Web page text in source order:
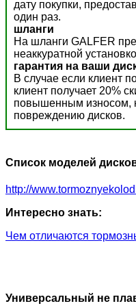
дату покупки,
один раз.
шланги
На шланги GALFER
неаккуратной
гарантия на ваши
В случае если клиент
клиент получает 20%
повышенным износом,
повреждению дисков.
Список моделей
http://
Интересно знать:
Чем отличаются
Универсальный не